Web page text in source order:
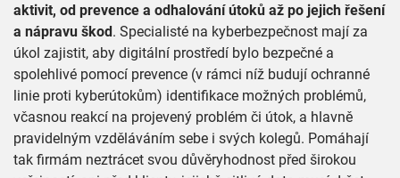
aktivit, od prevence a odhalování útoků až po jejich řešení
a nápravu škod. Specialisté na kyberbezpečnost mají za
úkol zajistit, aby digitální prostředí bylo bezpečné a
spolehlivé pomocí prevence (v rámci níž budují ochranné
linie proti kyberútokům) identifikace možných problémů,
včasnou reakcí na projevený problém či útok, a hlavně
pravidelným vzděláváním sebe i svých kolegů. Pomáhají
tak firmám neztrácet svou důvěryhodnost před širokou